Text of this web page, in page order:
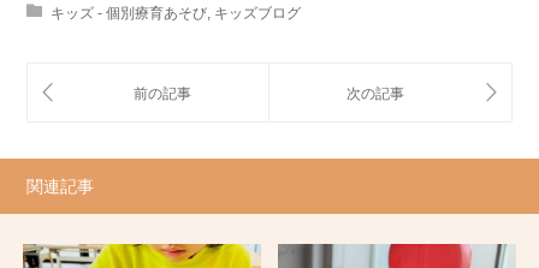
キッズ - 個別療育あそび キッズブログ
関連記事